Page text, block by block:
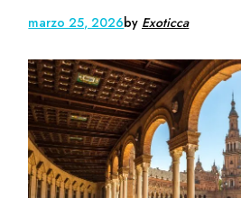
marzo 25, 2026by Exoticca